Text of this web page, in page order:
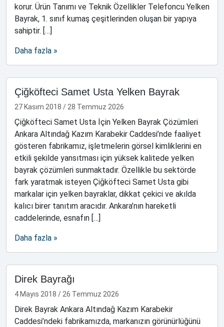
korur. Ürün Tanımı ve Teknik Özellikler Telefoncu Yelken
Bayrak, 1. sınıf kumaş çeşitlerinden oluşan bir yapıya
sahiptir. […]
Daha fazla »
Çiğköfteci Samet Usta Yelken Bayrak
27 Kasım 2018 / 28 Temmuz 2026
Çiğköfteci Samet Usta İçin Yelken Bayrak Çözümleri
Ankara Altındağ Kazım Karabekir Caddesi’nde faaliyet
gösteren fabrikamız, işletmelerin görsel kimliklerini en
etkili şekilde yansıtması için yüksek kalitede yelken
bayrak çözümleri sunmaktadır. Özellikle bu sektörde
fark yaratmak isteyen Çiğköfteci Samet Usta gibi
markalar için yelken bayraklar, dikkat çekici ve akılda
kalıcı birer tanıtım aracıdır. Ankara’nın hareketli
caddelerinde, esnafın […]
Daha fazla »
Direk Bayrağı
4 Mayıs 2018 / 26 Temmuz 2026
Direk Bayrak Ankara Altındağ Kazım Karabekir
Caddesi’ndeki fabrikamızda, markanızın görünürlüğünü